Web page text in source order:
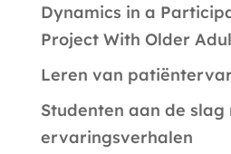
Dynamics in a
Project With Older
Leren van
Studenten aan de slag
ervaringsverhalen